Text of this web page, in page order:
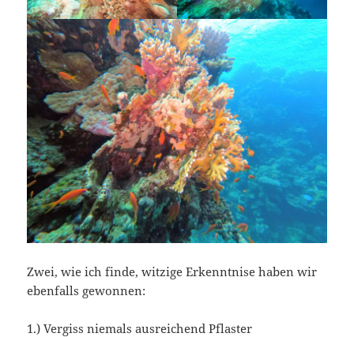
Zwei, wie ich finde, witzige Erkenntnise haben wir
ebenfalls gewonnen:
1.) Vergiss niemals ausreichend Pflaster